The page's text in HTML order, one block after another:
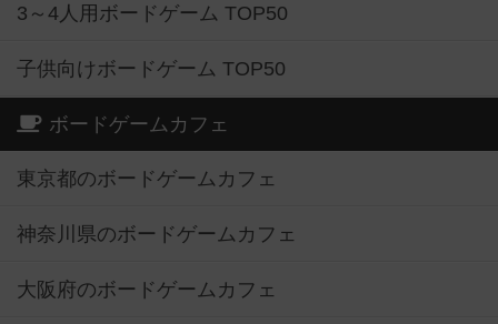
3～4人用ボードゲーム TOP50
子供向けボードゲーム TOP50
ボードゲームカフェ
東京都のボードゲームカフェ
神奈川県のボードゲームカフェ
大阪府のボードゲームカフェ